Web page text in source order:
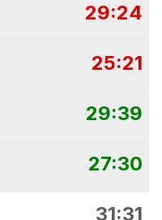
29:24
25:21
29:39
27:30
31:31